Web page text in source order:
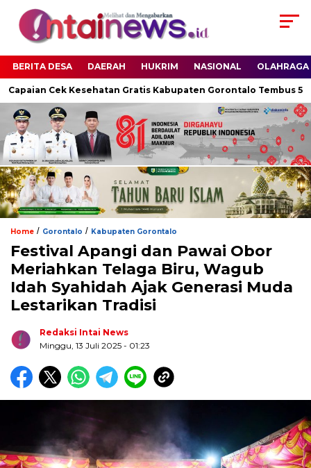
BERITA DESA DAERAH HUKRIM NASIONAL OLAHRAGA
Cek Kesehatan Gratis Kabupaten Gorontalo Tembus
Home / Gorontalo / Kabupaten Gorontalo
Festival Apangi dan Pawai Obor
Meriahkan Telaga Biru, Wagub
Idah Syahidah Ajak Generasi Muda
Lestarikan Tradisi
Redaksi Intai News
Minggu, 13 Juli 2025 - 01:23